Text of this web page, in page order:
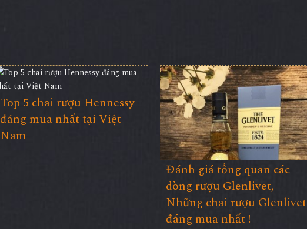
Top 5 chai rượu Hennessy
đáng mua nhất tại Việt
Nam
Đánh giá tổng quan các
dòng rượu Glenlivet,
Những chai rượu Glenlivet
đáng mua nhất !